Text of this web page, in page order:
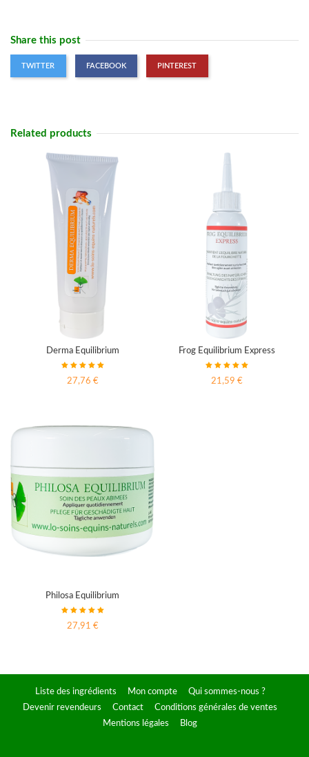
Share this post
TWITTER FACEBOOK PINTEREST
Related products
Derma Equilibrium
27,76 €
Frog Equilibrium Express
21,59 €
Philosa Equilibrium
27,91 €
Liste des ingrédients Mon compte
Qui sommes-nous ?
Devenir revendeurs
Contact
Conditions générales de ventes
Mentions légales
Blog